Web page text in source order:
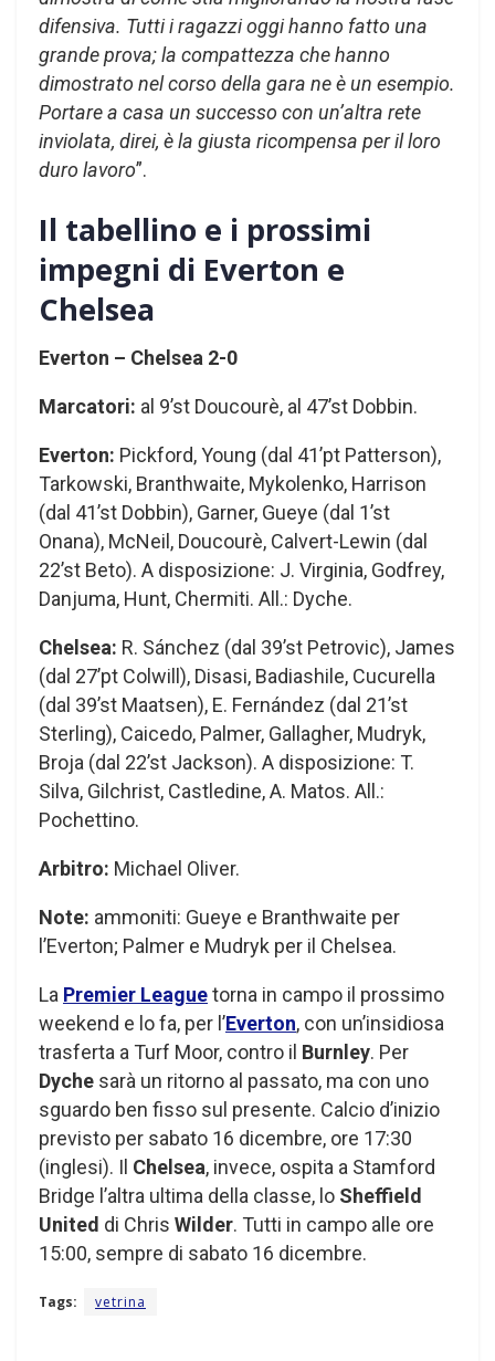
difensiva. Tutti i ragazzi oggi hanno fatto una
grande prova; la compattezza che hanno
dimostrato nel corso della gara ne è un esempio.
Portare a casa un successo con un’altra rete
inviolata, direi, è la giusta ricompensa per il loro
duro lavoro”.
Il tabellino e i prossimi
impegni di Everton e
Chelsea
Everton – Chelsea 2-0
Marcatori: al 9’st Doucourè, al 47’st Dobbin.
Everton: Pickford, Young (dal 41’pt Patterson),
Tarkowski, Branthwaite, Mykolenko, Harrison
(dal 41’st Dobbin), Garner, Gueye (dal 1’st
Onana), McNeil, Doucourè, Calvert-Lewin (dal
22’st Beto). A disposizione: J. Virginia, Godfrey,
Danjuma, Hunt, Chermiti. All.: Dyche.
Chelsea: R. Sánchez (dal 39’st Petrovic), James
(dal 27’pt Colwill), Disasi, Badiashile, Cucurella
(dal 39’st Maatsen), E. Fernández (dal 21’st
Sterling), Caicedo, Palmer, Gallagher, Mudryk,
Broja (dal 22’st Jackson). A disposizione: T.
Silva, Gilchrist, Castledine, A. Matos. All.:
Pochettino.
Arbitro: Michael Oliver.
Note: ammoniti: Gueye e Branthwaite per
l’Everton; Palmer e Mudryk per il Chelsea.
La Premier Leaguetorna in campo il prossimo
weekend e lo fa, per l’Everton, con un’insidiosa
trasferta a Turf Moor, contro il Burnley. Per
Dyche sarà un ritorno al passato, ma con uno
sguardo ben fisso sul presente. Calcio d’inizio
previsto per sabato 16 dicembre, ore 17:30
(inglesi). Il Chelsea, invece, ospita a Stamford
Bridge l’altra ultima della classe, lo Sheffield
United di Chris Wilder. Tutti in campo alle ore
15:00, sempre di sabato 16 dicembre.
Tags: vetrina